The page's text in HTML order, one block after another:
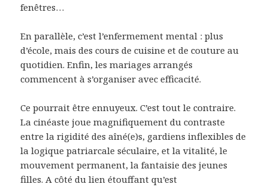
fenêtres…
En parallèle, c’est l’enfermement mental : plus
d’école, mais des cours de cuisine et de couture au
quotidien. Enfin, les mariages arrangés
commencent à s’organiser avec efficacité.
Ce pourrait être ennuyeux. C’est tout le contraire.
La cinéaste joue magnifiquement du contraste
entre la rigidité des aîné(e)s, gardiens inflexibles de
la logique patriarcale séculaire, et la vitalité, le
mouvement permanent, la fantaisie des jeunes
filles. A côté du lien étouffant qu’est